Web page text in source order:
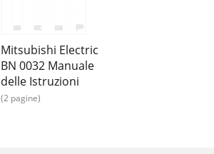
Mitsubishi Electric
BN 0032 Manuale
delle Istruzioni
(2 pagine)